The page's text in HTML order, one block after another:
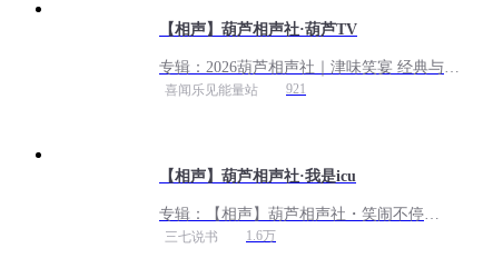
【相声】葫芦相声社·葫芦TV
专辑： 2026葫芦相声社｜津味笑宴 经典与新
潮齐飞丨免费
喜闻乐见能量站 921
【相声】葫芦相声社·我是icu
专辑：
【相声】葫芦相声社・笑闹不停
（2026 全更新）
三七说书 1.6万